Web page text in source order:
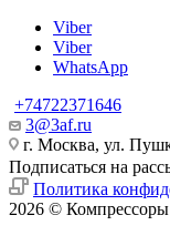
Viber
Viber
WhatsApp
+74722371646
3@3af.ru
г. Москва, ул.
Подписаться на
Политика
2026 © Компрессоры